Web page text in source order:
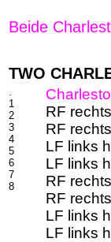
Beide
TWO
.
1
2
3
4
5
6
7
8
RF
RF
LF links
LF links
RF
RF
LF links
LF links